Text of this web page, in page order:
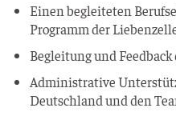
Einen beglei­te­ten
Pro­gramm der
Beglei­tung und
Admi­nis­tra­ti­ve
Deutsch­land und den